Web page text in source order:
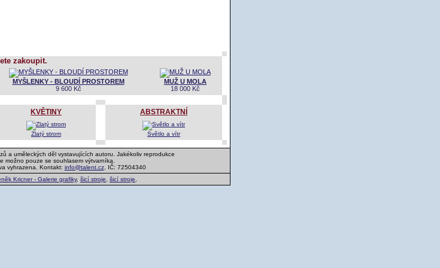
zakoupit.
MYŠLENKY - BLOUDÍ PROSTOREM
9 600 Kč
MUŽ U MOLA
18 000 Kč
KVĚTINY
Zlatý strom
ABSTRAKTNÍ
Světlo a vítr
a uměleckých děl vystavujících autoru. Jakékoliv reprodukce
možno pouze se souhlasem výtvarníka.
vyhrazena. Kontakt: info@talent.cz, IČ: 72504340
Kricner - Galerie grafiky, šicí stroje šicí stroje